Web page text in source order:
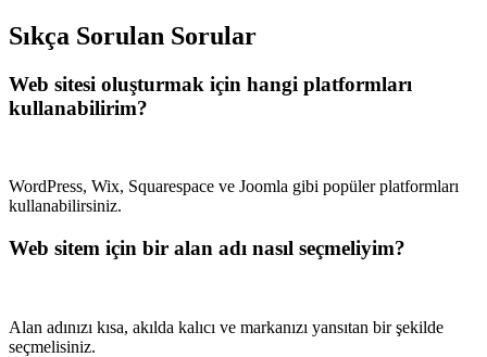
Sıkça Sorulan Sorular
Web sitesi oluşturmak için hangi platformları
kullanabilirim?
WordPress, Wix, Squarespace ve Joomla gibi popüler platformları
kullanabilirsiniz.
Web sitem için bir alan adı nasıl seçmeliyim?
Alan adınızı kısa, akılda kalıcı ve markanızı yansıtan bir şekilde
seçmelisiniz.